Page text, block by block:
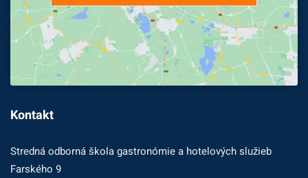
Kontakt
Stredná odborná škola gastronómie a hotelových služieb
Farského 9